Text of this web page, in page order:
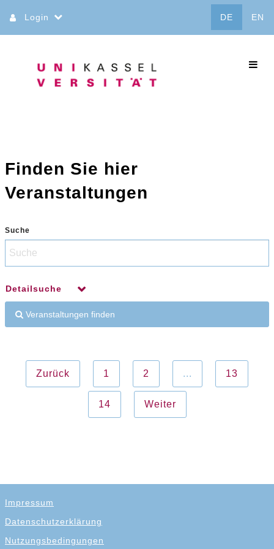
zum
Inhalt
Login DE EN
Finden Sie hier
Veranstaltungen
Suche
Detailsuche
Veranstaltungen finden
Zurück 1 2 ... 13
14 Weiter
Impressum
Datenschutzerklärung
Nutzungsbedingungen